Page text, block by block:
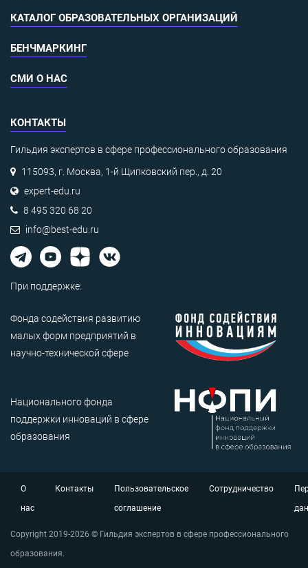
КАТАЛОГ ОБРАЗОВАТЕЛЬНЫХ ОРГАНИЗАЦИЙ
БЕНЧМАРКИНГ
СМИ О НАС
КОНТАКТЫ
Гильдия экспертов в сфере профессионального образования
115093, г. Москва, 1-й Щипковский пер., д. 20
expert-edu.ru
8 495 320 68 20
info@best-edu.ru
При поддержке:
Фонда содействия развитию
малых форм предприятий в
научно-технической сфере
Национального фонда
поддержки инноваций в сфере
образования
Copyright 2019-2026 © Гильдия экспертов в сфере профессионального
образования.
О
нас
Контакты
Пользовательское
соглашение
Сотрудничество